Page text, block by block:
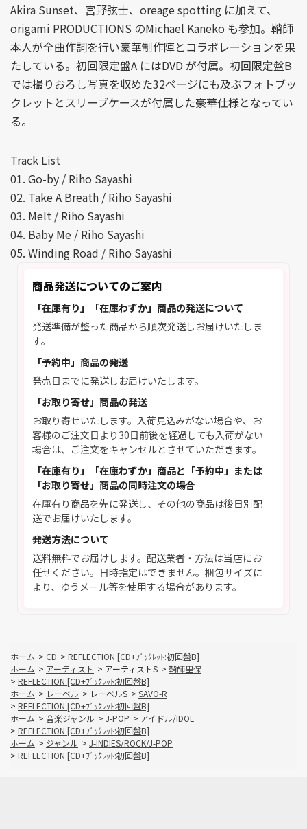
Akira Sunset、宮野弦士、oreage spotting に加えて、
origami PRODUCTIONS のMichael Kaneko も参加。鞘師
本人が全曲作詞を行い豪華制作陣とコラボレーションを果
たしている。初回限定盤A にはDVD が付属。初回限定盤B
では撮りおろし写真を収めた32ページにも及ぶフォトブッ
クレットとスリーブケースが付属した豪華仕様となってい
る。
Track List
01. Go-by / Riho Sayashi
02. Take A Breath / Riho Sayashi
03. Melt / Riho Sayashi
04. Baby Me / Riho Sayashi
05. Winding Road / Riho Sayashi
商品発送についてのご案内
「在庫有り」「在庫わずか」商品の発送について
発送準備が整った商品から順次発送しお届けいたしま
す。
「予約中」商品の発送
発売日までに発送しお届けいたします。
「お取り寄せ」商品の発送
お取り寄せいたします。入荷見込みがない場合や、お
客様のご注文日より30日前後を経過しても入荷がない
場合は、ご注文をキャンセルとさせていただきます。
「在庫有り」「在庫わずか」商品と「予約中」または
「お取り寄せ」商品の同時注文の場合
在庫有り商品を先に発送し、その他の商品は後日別配
送でお届けいたします。
発送方法について
送料無料でお届けします。配送業者・方法は当店にお
任せください。日時指定はできません。梱包サイズに
より、ゆうメール等を使用する場合があります。
ホーム > CD > REFLECTION [CD+ﾌﾞｯｸﾚｯﾄ:初回盤B]
ホーム > アーティスト > アーティストS > 鞘師里保
> REFLECTION [CD+ﾌﾞｯｸﾚｯﾄ:初回盤B]
ホーム > レーベル > レーベルS > SAVO-R
> REFLECTION [CD+ﾌﾞｯｸﾚｯﾄ:初回盤B]
ホーム > 音楽ジャンル > J-POP > アイドル/IDOL
> REFLECTION [CD+ﾌﾞｯｸﾚｯﾄ:初回盤B]
ホーム > ジャンル > J-INDIES/ROCK/J-POP
> REFLECTION [CD+ﾌﾞｯｸﾚｯﾄ:初回盤B]